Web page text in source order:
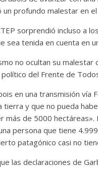
profundo malestar en el
sorprendió incluso a
sea tenida en cuenta en
no ocultan su malestar
del Frente de
en una transmisión vía
tierra y que no pueda
más de 5000 hectáreas».
persona que tiene
patagónico casi no
las declaraciones de